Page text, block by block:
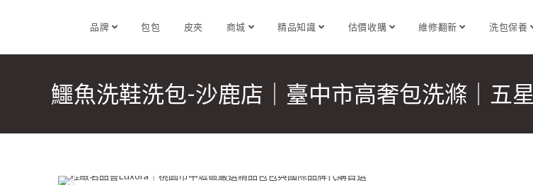
品牌 包包 皮夾 商城 精品知識 估價收購 維修翻新 洗包保養
鱷魚洗鞋洗包-沙鹿店｜臺中市高奢包洗滌｜五